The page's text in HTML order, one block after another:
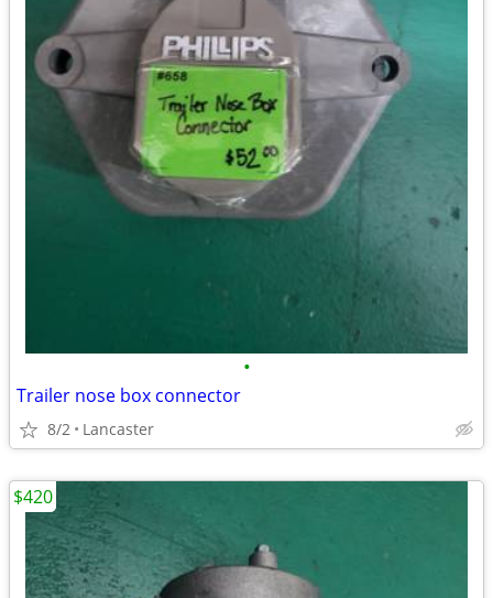
•
Trailer nose box connector
8/2 Lancaster
$420